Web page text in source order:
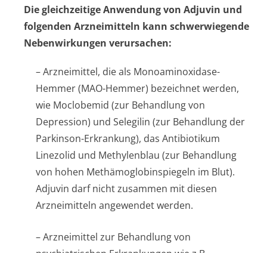
Die gleichzeitige Anwendung von Adjuvin und
folgenden Arzneimitteln kann schwerwiegende
Nebenwirkungen verursachen:
– Arzneimittel, die als Monoaminoxidase-
Hemmer (MAO-Hemmer) bezeichnet werden,
wie Moclobemid (zur Behandlung von
Depression) und Selegilin (zur Behandlung der
Parkinson-Erkrankung), das Antibiotikum
Linezolid und Methylenblau (zur Behandlung
von hohen Methämoglobin­spiegeln im Blut).
Adjuvin darf nicht zusammen mit diesen
Arzneimitteln angewendet werden.
– Arzneimittel zur Behandlung von